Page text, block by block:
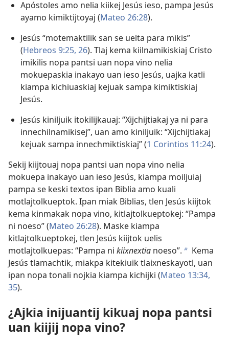
Apóstoles amo nelia kiikej Jesús ieso, pampa Jesús
ayamo kimiktijtoyaj (Mateo 26:28).
Jesús “motemaktilik san se uelta para mikis”
(Hebreos 9:​25, 26). Tlaj kema kiilnamikiskiaj Cristo
imikilis nopa pantsi uan nopa vino nelia
mokuepaskia inakayo uan ieso Jesús, uajka katli
kiampa kichiuaskiaj kejuak sampa kimiktiskiaj
Jesús.
Jesús kiniljuik itokilijkauaj: “Xijchijtiakaj ya ni para
innechilnamikisej”, uan amo kiniljuik: “Xijchijtiakaj
kejuak sampa innechmiktiskiaj” (1 Corintios 11:24).
Sekij kiijtouaj nopa pantsi uan nopa vino nelia
mokuepa inakayo uan ieso Jesús, kiampa moiljuiaj
pampa se keski textos ipan Biblia amo kuali
motlajtolkueptok. Ipan miak Biblias, tlen Jesús kiijtok
kema kinmakak nopa vino, kitlajtolkueptokej: “Pampa
ni noeso” (Mateo 26:28). Maske kiampa
kitlajtolkueptokej, tlen Jesús kiijtok uelis
motlajtolkuepas: “Pampa ni kiixnextia noeso”. b Kema
Jesús tlamachtik, miakpa kitekiuik tlaixneskayotl, uan
ipan nopa tonali nojkia kiampa kichijki (Mateo 13:34,
35).
¿Ajkia inijuantij kikuaj nopa pantsi
uan kiijij nopa vino?